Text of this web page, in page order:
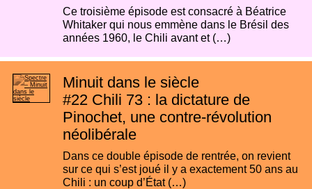
Ce troisième épisode est consacré à Béatrice
Whitaker qui nous emmène dans le Brésil des
années 1960, le Chili avant et (…)
Minuit dans le siècle
#22 Chili 73 : la dictature de
Pinochet, une contre-révolution
néolibérale
Dans ce double épisode de rentrée, on revient
sur ce qui s’est joué il y a exactement 50 ans au
Chili : un coup d’État (…)